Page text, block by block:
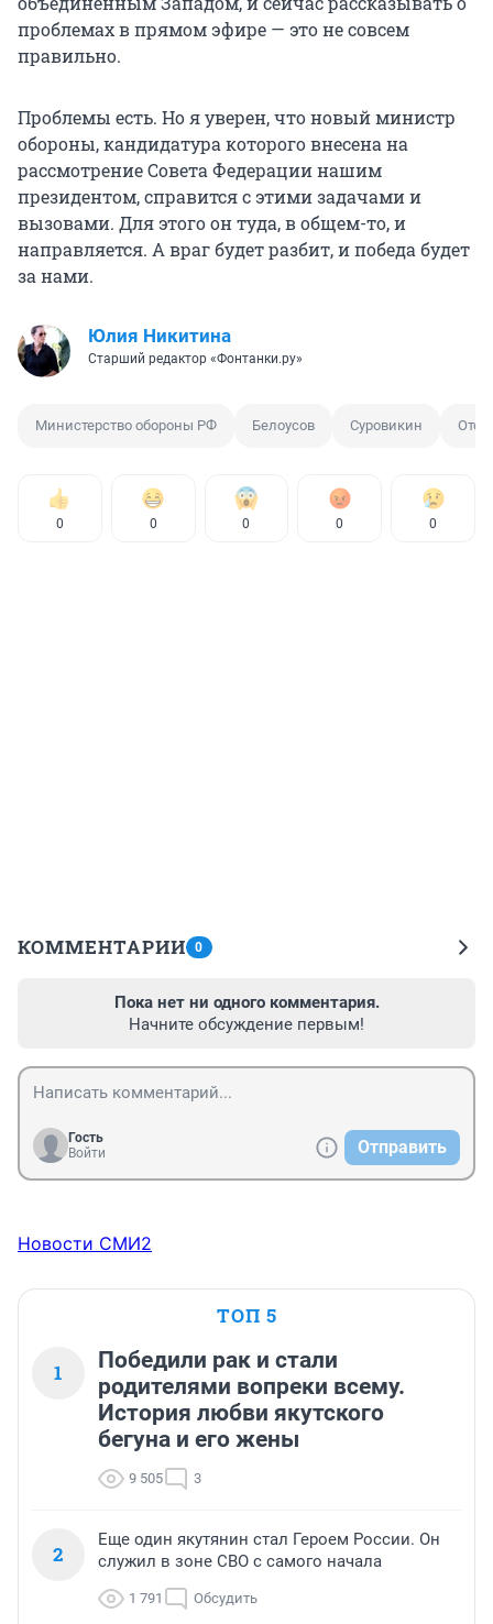
проблемах в прямом эфире — это не совсем
правильно.
Проблемы есть. Но я уверен, что новый министр
обороны, кандидатура которого внесена на
рассмотрение Совета Федерации нашим
президентом, справится с этими задачами и
вызовами. Для этого он туда, в общем-то, и
направляется. А враг будет разбит, и победа будет
за нами.
Юлия Никитина
Старший редактор «Фонтанки.ру»
Министерство обороны РФ Белоусов Суровикин
0 0 0 0 0
КОММЕНТАРИИ 0
Пока нет ни одного комментария.
Начните обсуждение первым!
Гость
Войти
Отправить
Новости СМИ2
ТОП 5
1
Победили рак и стали
родителями вопреки всему.
История любви якутского
бегуна и его жены
9 505 3
2
Еще один якутянин стал Героем России. Он
служил в зоне СВО с самого начала
1 791 Обсудить